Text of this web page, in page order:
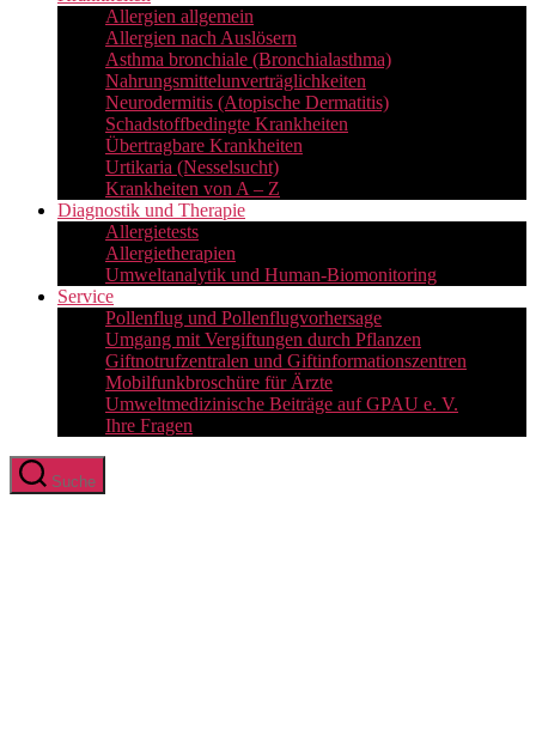
Allergien allgemein
Allergien nach Auslösern
Asthma bronchiale (Bronchialasthma)
Nahrungsmittelunverträglichkeiten
Neurodermitis (Atopische Dermatitis)
Schadstoffbedingte Krankheiten
Übertragbare Krankheiten
Urtikaria (Nesselsucht)
Krankheiten von A – Z
Diagnostik und Therapie
Allergietests
Allergietherapien
Umweltanalytik und Human-Biomonitoring
Service
Pollenflug und Pollenflugvorhersage
Umgang mit Vergiftungen durch Pflanzen
Giftnotrufzentralen und Giftinformationszentren
Mobilfunkbroschüre für Ärzte
Umweltmedizinische Beiträge auf GPAU e. V.
Ihre Fragen
Suche